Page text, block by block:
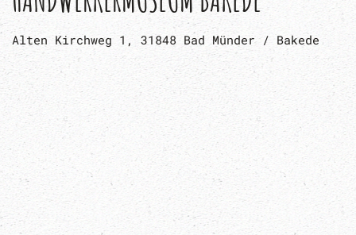
HEIMATMUSEUM AUETAL IN HATTENDORF
Langenfelder Straße 47, 31749 Auetal
HUBSCHRAUBERMUSEUM BÜCKEBURG